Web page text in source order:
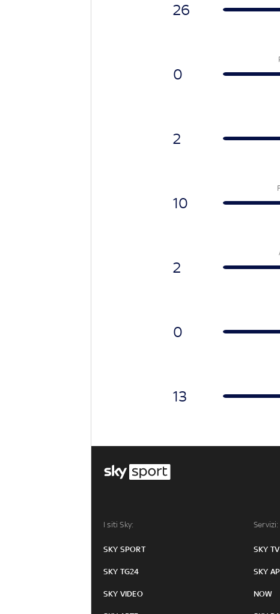
26
0
2
10
2
0
13
I siti Sky:
SKY SPORT
SKY TG24
SKY VIDEO
Servizi:
SKY TV
SKY
NOW